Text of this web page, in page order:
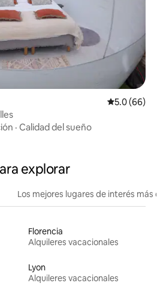
Calificación
5.0 (66)
· Calidad del sueño
explorar
Los mejores lugares de interés más
Florencia
Alquileres vacacionales
Lyon
Alquileres vacacionales